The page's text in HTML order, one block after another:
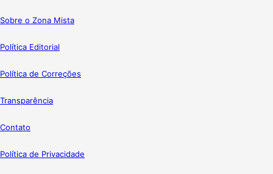
Sobre o Zona Mista
Política Editorial
Política de Correções
Transparência
Contato
Política de Privacidade